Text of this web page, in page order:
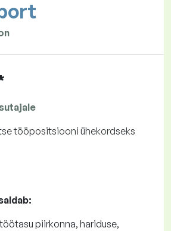
tööpositsiooni ühekordseks
piirkonna, hariduse,